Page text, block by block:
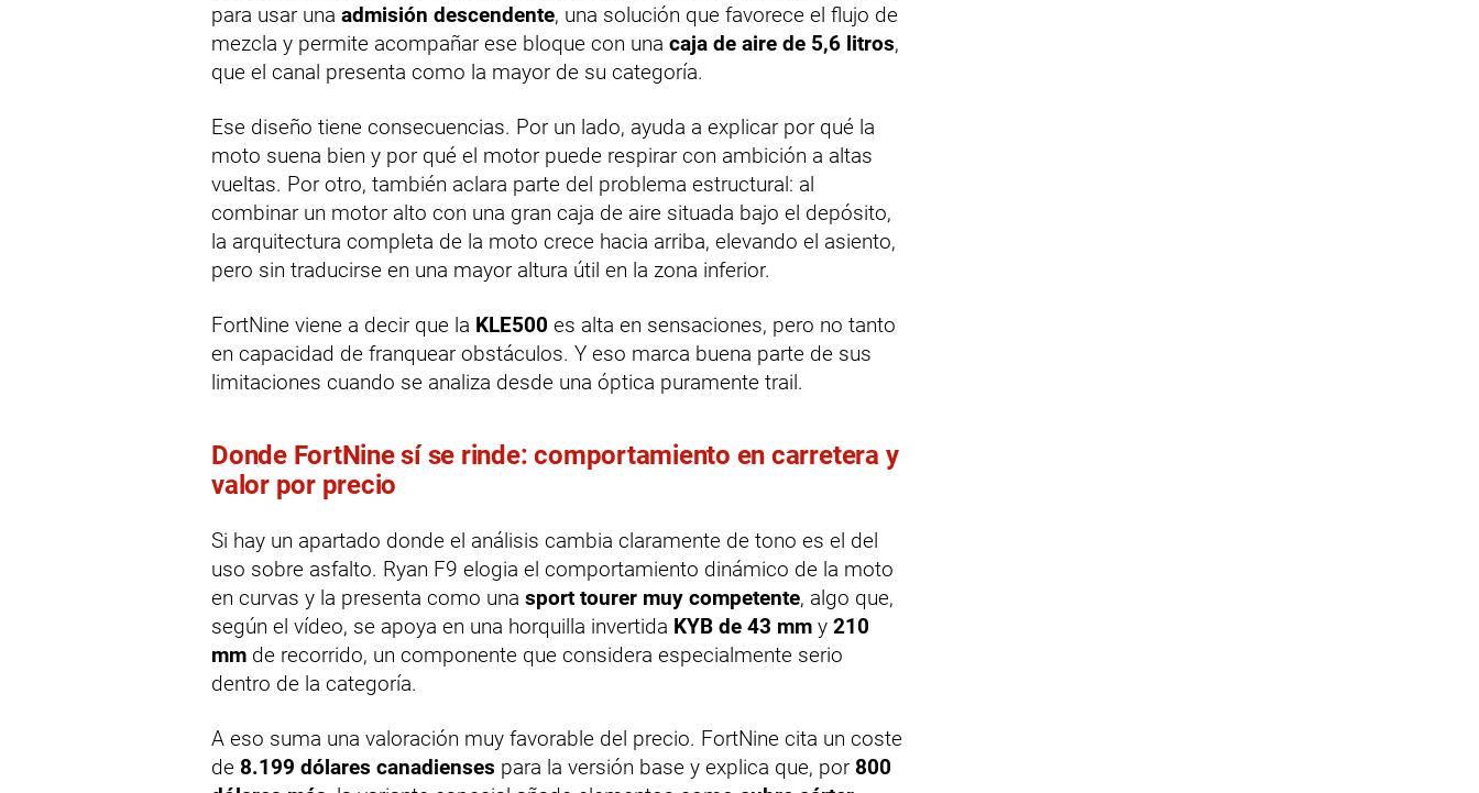
para usar una admisión descendente, una solución que favorece el flujo de
mezcla y permite acompañar ese bloque con una caja de aire de 5,6 litros,
que el canal presenta como la mayor de su categoría.
Ese diseño tiene consecuencias. Por un lado, ayuda a explicar por qué la
moto suena bien y por qué el motor puede respirar con ambición a altas
vueltas. Por otro, también aclara parte del problema estructural: al
combinar un motor alto con una gran caja de aire situada bajo el depósito,
la arquitectura completa de la moto crece hacia arriba, elevando el asiento,
pero sin traducirse en una mayor altura útil en la zona inferior.
FortNine viene a decir que la KLE500 es alta en sensaciones, pero no tanto
en capacidad de franquear obstáculos. Y eso marca buena parte de sus
limitaciones cuando se analiza desde una óptica puramente trail.
Donde FortNine sí se rinde: comportamiento en carretera y
valor por precio
Si hay un apartado donde el análisis cambia claramente de tono es el del
uso sobre asfalto. Ryan F9 elogia el comportamiento dinámico de la moto
en curvas y la presenta como una sport tourer muy competente, algo que,
según el vídeo, se apoya en una horquilla invertida KYB de 43 mm y 210
mm de recorrido, un componente que considera especialmente serio
dentro de la categoría.
A eso suma una valoración muy favorable del precio. FortNine cita un coste
de 8.199 dólares canadienses para la versión base y explica que, por 800